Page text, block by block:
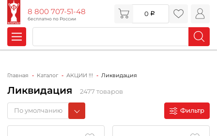
8 800 707-51-48
бесплатно по России
0
Главная Каталог АКЦИИ !!! Ликвидация
Ликвидация 2477 товаров
По умолчанию Фильтр